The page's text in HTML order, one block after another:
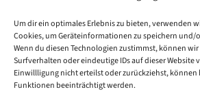
Um dir ein optimales Erlebnis zu bieten, verwenden
Cookies, um Geräteinformationen zu speichern und/
Wenn du diesen Technologien zustimmst, können wir
Surfverhalten oder eindeutige IDs auf dieser Website
Einwillligung nicht erteilst oder zurückziehst,
Funktionen beeinträchtigt werden.
Winter EDV-Service
Liebigstrasse 18
52070 Aachen
Tel: (+49) 241 55 969
Shop Service
Versandkosten
Zahlungsarten
E-Mail an Uni-
Rabatt.de